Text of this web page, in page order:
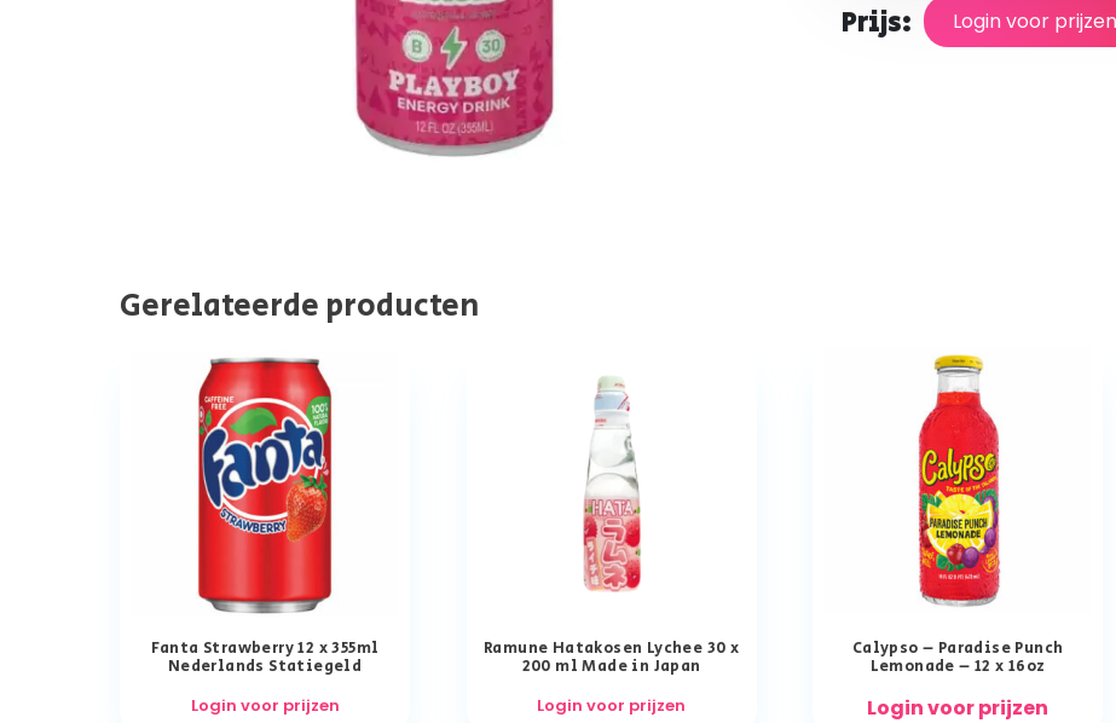
Prijs: Login voor prijzen
Gerelateerde producten
Fanta Strawberry 12 x 355ml
Nederlands Statiegeld
Login voor prijzen
Ramune Hatakosen Lychee 30 x
200 ml Made in Japan
Login voor prijzen
Calypso – Paradise Punch
Lemonade – 12 x 16oz
Login voor prijzen